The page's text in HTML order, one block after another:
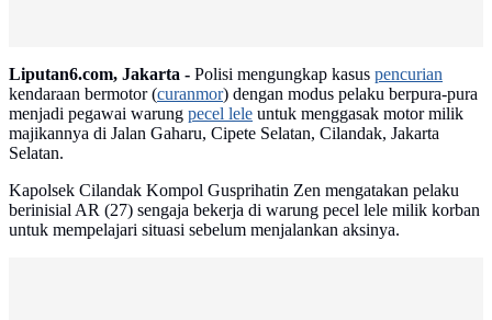
Liputan6.com, Jakarta - Polisi mengungkap kasus pencurian
kendaraan bermotor (curanmor) dengan modus pelaku berpura-pura
menjadi pegawai warung pecel lele untuk menggasak motor milik
majikannya di Jalan Gaharu, Cipete Selatan, Cilandak, Jakarta
Selatan.
Kapolsek Cilandak Kompol Gusprihatin Zen mengatakan pelaku
berinisial AR (27) sengaja bekerja di warung pecel lele milik korban
untuk mempelajari situasi sebelum menjalankan aksinya.